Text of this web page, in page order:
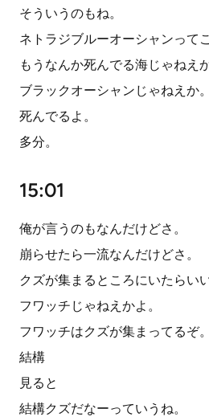
そういうのもね。
ネトラジブルーオーシャンって
もうなんか死んでる海じゃねえか
ブラックオーシャンじゃねえか。
死んでるよ。
多分。
15:01
俺が言うのもなんだけどさ。
崩らせたら一流なんだけどさ。
クズが集まるところにいたらい
フワッチじゃねえかよ。
フワッチはクズが集まってるぞ。
結構
見ると
結構クズだなーっていうね。